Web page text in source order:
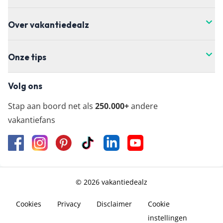
Over vakantiedealz
Onze tips
Volg ons
Stap aan boord net als 250.000+andere
vakantiefans
© 2026 vakantiedealz
Cookies Privacy Disclaimer
Cookie
instellingen